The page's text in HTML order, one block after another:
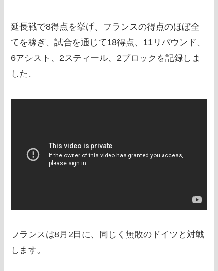
延長戦で8得点を挙げ、フランスの得点のほぼ全
てを稼ぎ、試合を通じて18得点、11リバウンド、
6アシスト、2スティール、2ブロックを記録しま
した。
フランスは8月2日に、同じく無敗のドイツと対戦
します。